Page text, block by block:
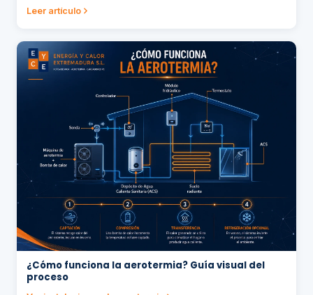
Leer artículo
¿Cómo funciona la aerotermia? Guía visual del
proceso